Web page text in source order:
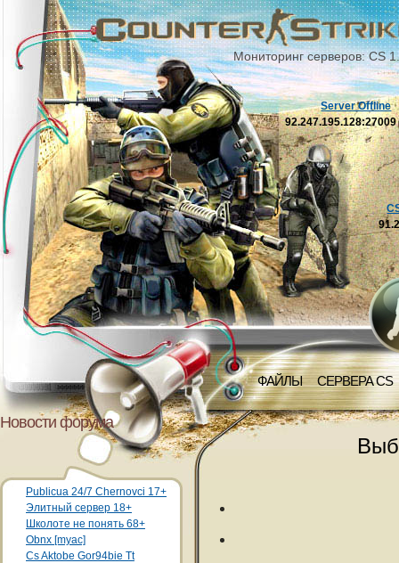
Мониторинг серверов: CS
ФАЙЛЫ СЕРВЕРА CS
Server Offline
92.247.195.128:27009
Новости форума
Publicua 24/7 Chernovci 17+
Элитный сервер 18+
Школоте не понять 68+
Obnx [myac]
Cs Aktobe Gor94bie Tt